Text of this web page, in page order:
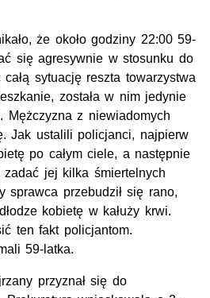
że około godziny 22:00 59-
się agresywnie w stosunku do
sytuację reszta towarzystwa
została w nim jedynie
Mężczyzna z niewiadomych
Jak ustalili policjanci, najpierw
po całym ciele, a następnie
zadać jej kilka śmiertelnych
sprawca przebudził się rano,
kobietę w kałuży krwi.
ten fakt policjantom.
59-latka.
przyznał się do